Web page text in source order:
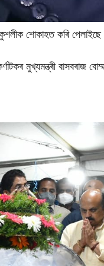
শোকাহত কৰি
মুখ্যমন্ত্ৰী বাসবৰাজ